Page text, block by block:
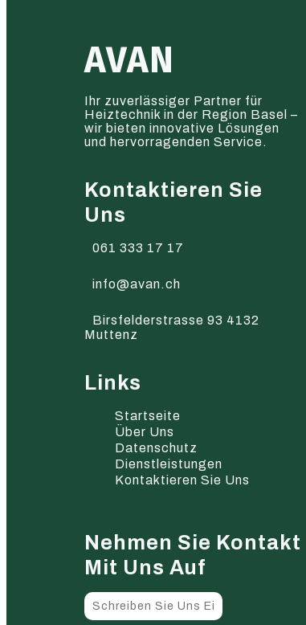
AVAN
Ihr zuverlässiger Partner für
Heiztechnik in der Region Basel –
wir bieten innovative Lösungen
und hervorragenden Service.
Kontaktieren Sie
Uns
061 333 17 17
info@avan.ch
Birsfelderstrasse 93 4132
Muttenz
Links
Startseite
Über Uns
Datenschutz
Dienstleistungen
Kontaktieren Sie Uns
Nehmen Sie Kontakt
Mit Uns Auf